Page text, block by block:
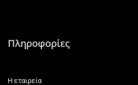
Πληροφορίες
Η εταιρεία